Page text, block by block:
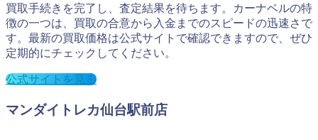
買取手続きを完了し、査定結果を待ちます。カーナベルの特
徴の一つは、買取の合意から入金までのスピードの迅速さで
す。最新の買取価格は公式サイトで確認できますので、ぜひ
定期的にチェックしてください。
公式サイトを見る
マンダイトレカ仙台駅前店